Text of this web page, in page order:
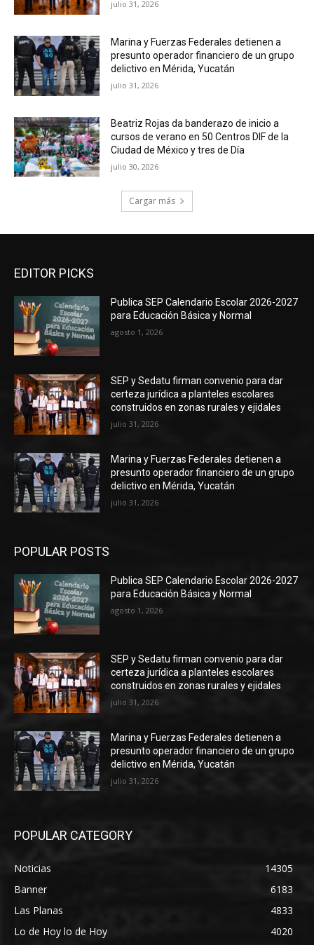
julio 31, 2026
Marina y Fuerzas Federales detienen a
presunto operador financiero de un grupo
delictivo en Mérida, Yucatán
julio 31, 2026
Beatriz Rojas da banderazo de inicio a
cursos de verano en 50 Centros DIF de la
Ciudad de México y tres de Día
julio 30, 2026
Cargar más
EDITOR PICKS
Publica SEP Calendario Escolar 2026-2027
para Educación Básica y Normal
agosto 1, 2026
SEP y Sedatu firman convenio para dar
certeza jurídica a planteles escolares
construidos en zonas rurales y ejidales
julio 31, 2026
Marina y Fuerzas Federales detienen a
presunto operador financiero de un grupo
delictivo en Mérida, Yucatán
julio 31, 2026
POPULAR POSTS
Publica SEP Calendario Escolar 2026-2027
para Educación Básica y Normal
agosto 1, 2026
SEP y Sedatu firman convenio para dar
certeza jurídica a planteles escolares
construidos en zonas rurales y ejidales
julio 31, 2026
Marina y Fuerzas Federales detienen a
presunto operador financiero de un grupo
delictivo en Mérida, Yucatán
julio 31, 2026
POPULAR CATEGORY
Noticias
14305
Banner
6183
Las Planas
4833
Lo de Hoy lo de Hoy
4020